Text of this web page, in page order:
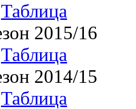
Таблица
2015/16
Таблица
2014/15
Таблица